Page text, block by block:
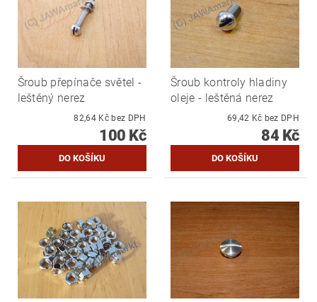
Šroub přepínače světel -
leštěný nerez
82,64 Kč bez DPH
100 Kč
Šroub kontroly hladiny
oleje - leštěná nerez
69,42 Kč bez DPH
84 Kč